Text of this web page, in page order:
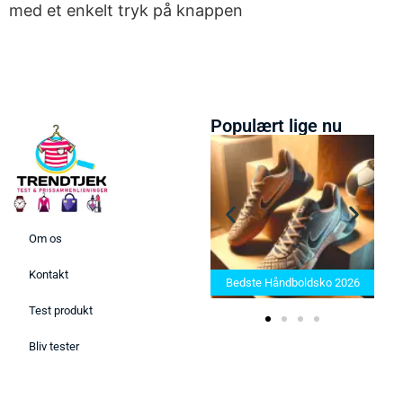
med et enkelt tryk på knappen
Om os
Kontakt
Test produkt
Bliv tester
Populært lige nu
Bedste Saunatæppe 2025 –
Find de bedste produkter her!
Bedste Håndboldsko 2026